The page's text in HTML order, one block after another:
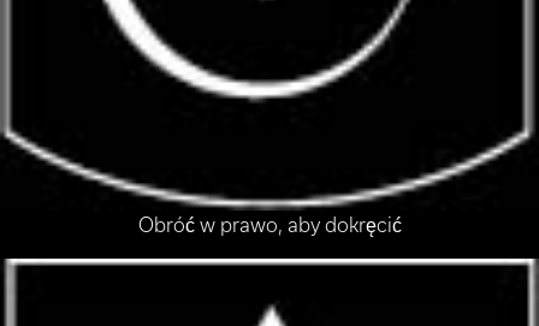
Obróć w prawo, aby dokręcić